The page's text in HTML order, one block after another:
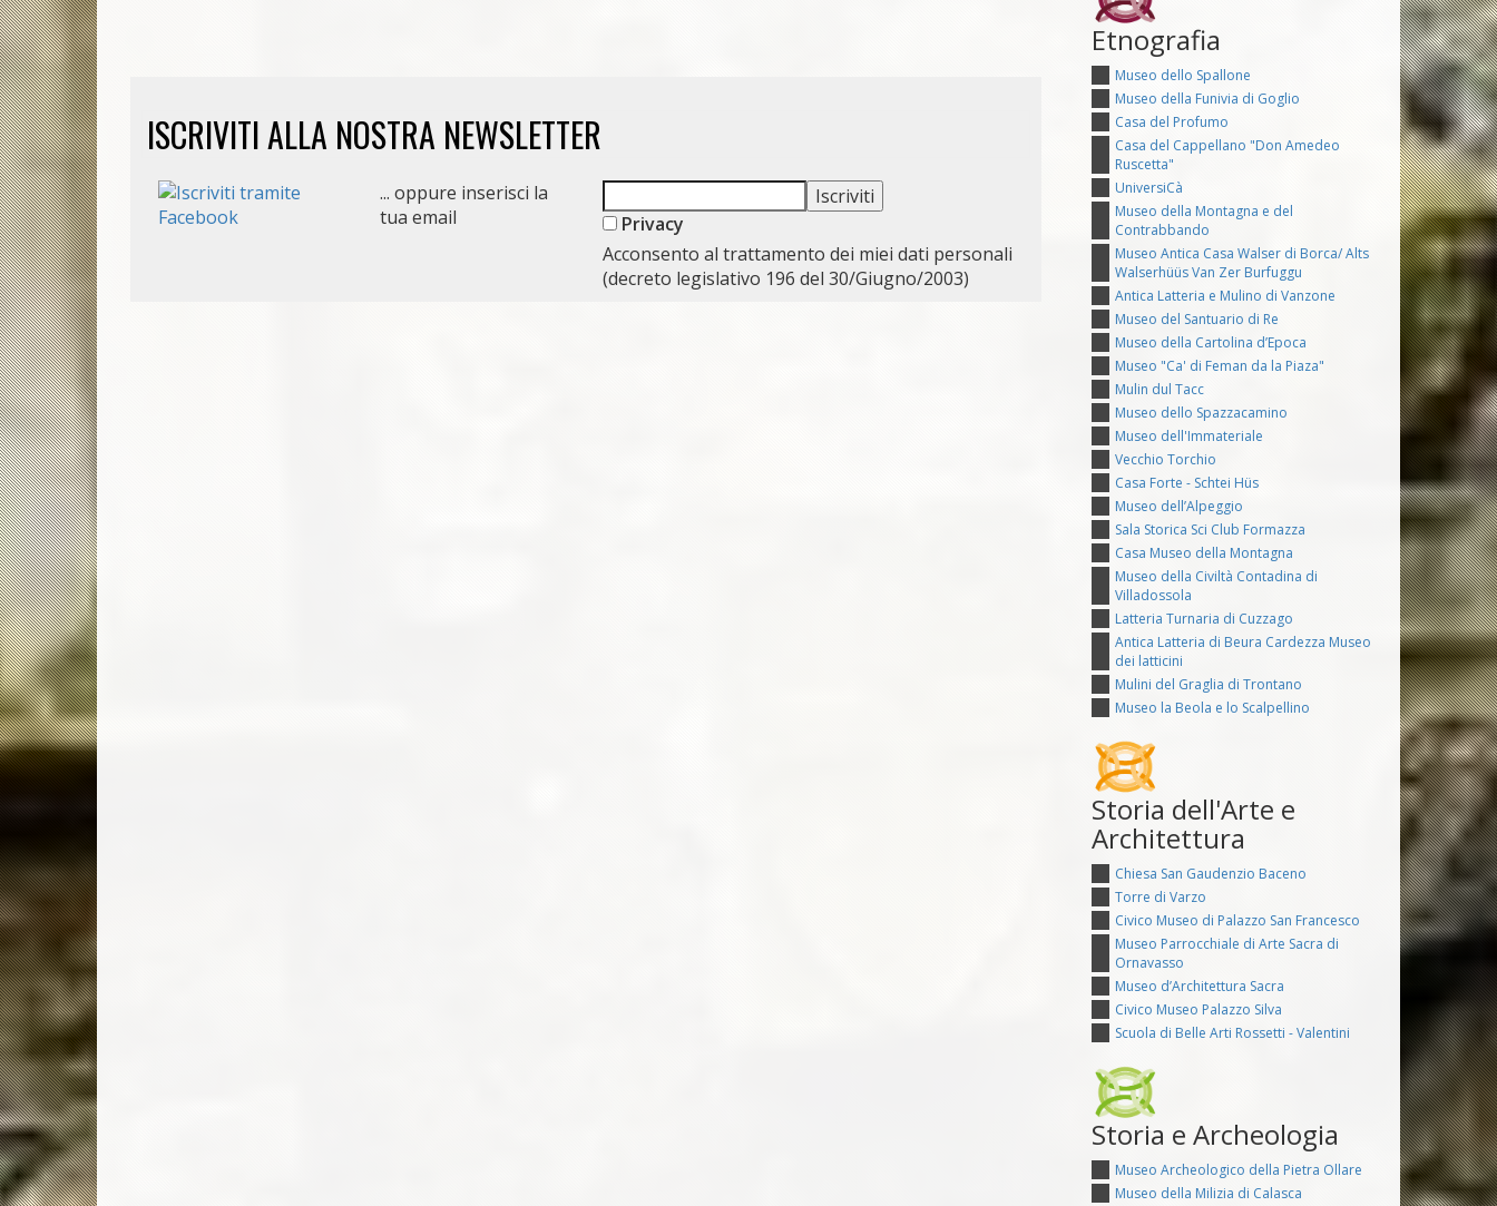
ISCRIVITI ALLA NOSTRA NEWSLETTER
... oppure inserisci la
tua email
Privacy
Acconsento al trattamento dei miei dati personali
(decreto legislativo 196 del 30/Giugno/2003)
Etnografia
Museo dello Spallone
Museo della Funivia di Goglio
Casa del Profumo
Casa del Cappellano "Don Amedeo
Ruscetta"
UniversiCà
Museo della Montagna e del
Contrabbando
Museo Antica Casa Walser di Borca/ Alts
Walserhüüs Van Zer Burfuggu
Antica Latteria e Mulino di Vanzone
Museo del Santuario di Re
Museo della Cartolina d’Epoca
Museo "Ca' di Feman da la Piaza"
Mulin dul Tacc
Museo dello Spazzacamino
Museo dell'Immateriale
Vecchio Torchio
Casa Forte - Schtei Hüs
Museo dell’Alpeggio
Sala Storica Sci Club Formazza
Casa Museo della Montagna
Museo della Civiltà Contadina di
Villadossola
Latteria Turnaria di Cuzzago
Antica Latteria di Beura Cardezza Museo
dei latticini
Mulini del Graglia di Trontano
Museo la Beola e lo Scalpellino
Storia dell'Arte e
Architettura
Chiesa San Gaudenzio Baceno
Torre di Varzo
Civico Museo di Palazzo San Francesco
Museo Parrocchiale di Arte Sacra di
Ornavasso
Museo d’Architettura Sacra
Civico Museo Palazzo Silva
Scuola di Belle Arti Rossetti - Valentini
Storia e Archeologia
Museo Archeologico della Pietra Ollare
Museo della Milizia di Calasca